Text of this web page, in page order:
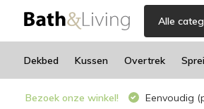
Alle
Dekbed Kussen Overtrek Sprei
Bezoek onze winkel! Eenvoudig